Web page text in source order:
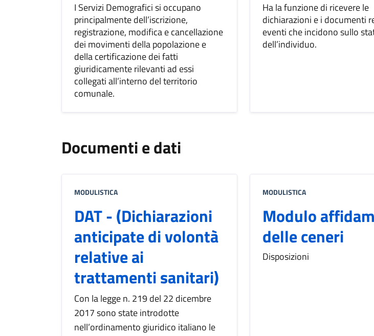
I Servizi Demografici si occupano
principalmente dell’iscrizione,
registrazione, modifica e cancellazione
dei movimenti della popolazione e
della certificazione dei fatti
giuridicamente rilevanti ad essi
collegati all’interno del territorio
comunale.
Ha la funzione di ricevere le
dichiarazioni e i documenti
eventi che incidono sullo
dell’individuo.
Documenti e dati
MODULISTICA
DAT - (Dichiarazioni
anticipate di volontà
relative ai
trattamenti sanitari)
Con la legge n. 219 del 22 dicembre
2017 sono state introdotte
nell’ordinamento giuridico italiano le
MODULISTICA
Modulo
delle ceneri
Disposizioni